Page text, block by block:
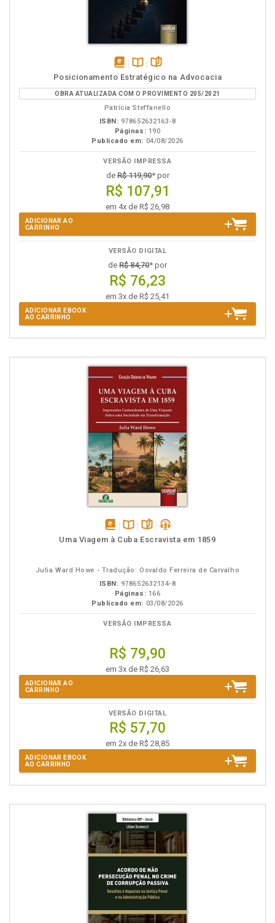
disponível
em
eBook
Disponível
na
B.V.
páginas
Posicionamento Estratégico na Advocacia
OBRA ATUALIZADA COM O PROVIMENTO 205/2021
Patrícia Steffanello
ISBN: 978652632163-8
Páginas: 190
Publicado em: 04/08/2026
VERSÃO IMPRESSA
deR$ 119,90* por
R$ 107,91
em 4x de R$ 26,98
ADICIONAR AO
CARRINHO
VERSÃO DIGITAL
de R$ 84,70* por
R$ 76,23
em 3x de R$ 25,41
ADICIONAR EBOOK
AO CARRINHO
disponívelDisponível
páginaspodcast
Uma Viagem à Cuba Escravista em 1859
Julia Ward Howe - Tradução: Osvaldo Ferreira de Carvalho
ISBN: 978652632134-8
Páginas: 166
Publicado em: 03/08/2026
VERSÃO IMPRESSA
R$ 79,90
em 3x de R$ 26,63
ADICIONAR AO
CARRINHO
VERSÃO DIGITAL
R$ 57,70
em 2x de R$ 28,85
ADICIONAR EBOOK
AO CARRINHO